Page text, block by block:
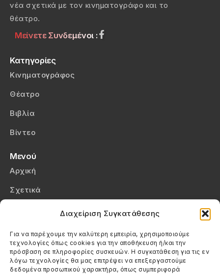
Διαχείριση Συγκατάθεσης
Για να παρέχουμε την καλύτερη εμπειρία, χρησιμοποιούμε
τεχνολογίες όπως cookies για την αποθήκευση ή/και την
πρόσβαση σε πληροφορίες συσκευών. Η συγκατάθεση για τις εν
λόγω τεχνολογίες θα μας επιτρέψει να επεξεργαστούμε
δεδομένα προσωπικού χαρακτήρα, όπως συμπεριφορά
νέα σχετικά με τον κινηματογράφο και το
θέατρο.
Μείνετε Συνδεμένοι :
Κατηγορίες
Κινηματογράφος
Θέατρο
Βιβλία
Βίντεο
Μενού
Αρχική
Σχετικά
Πολιτική Cookies (ΕΕ)
Στοιχεία Επικοινωνίας